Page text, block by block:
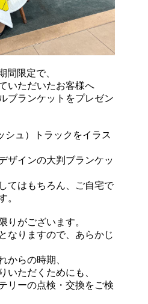
間限定で、
いただいたお客様へ
ブランケットをプレゼン
シュ）トラックをイラス
ザインの大判ブランケッ
てはもちろん、ご自宅で
。
がございます。
なりますので、あらかじ
からの時期、
いただくためにも、
リーの点検・交換をご検